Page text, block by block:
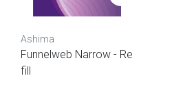
Ashima
Funnelweb Narrow - Re
fill